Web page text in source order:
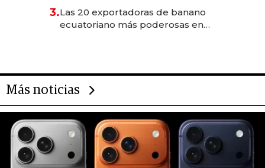
3.Las 20 exportadoras de banano
ecuatoriano más poderosas en
Más noticias